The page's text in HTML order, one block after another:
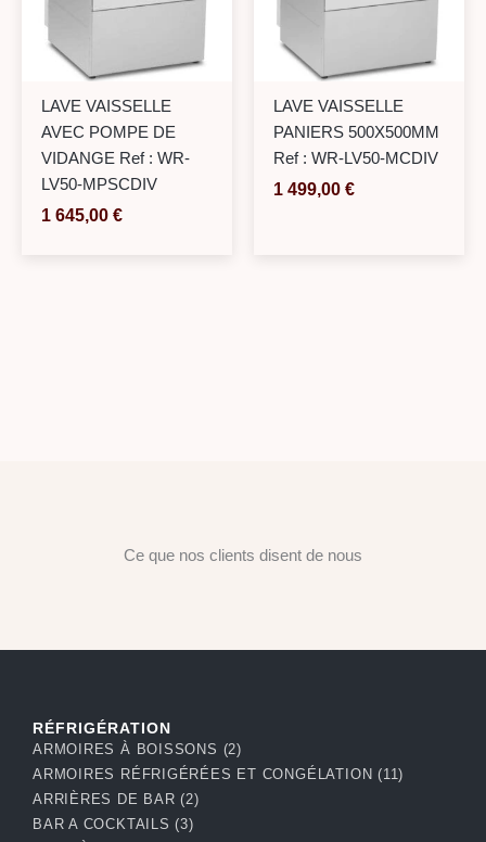
LAVE VAISSELLE
AVEC POMPE DE
VIDANGE Ref : WR-
LV50-MPSCDIV
1 645,00 €
LAVE VAISSELLE
PANIERS 500X500MM
Ref : WR-LV50-MCDIV
1 499,00 €
Ce que nos clients disent de nous
RÉFRIGÉRATION
ARMOIRES À BOISSONS (2)
ARMOIRES RÉFRIGÉRÉES ET CONGÉLATION(11)
ARRIÈRES DE BAR(2)
BAR A COCKTAILS(3)